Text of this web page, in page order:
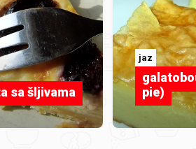
sa šljivama
jaz
pie)